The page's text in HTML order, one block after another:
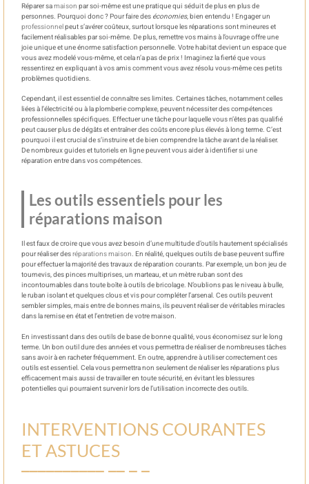
Réparer samaison par soi-même est une pratique qui séduit de plus en plus de
personnes. Pourquoi donc ? Pour faire des économies, bien entendu ! Engager un
professionnelpeut s’avérer coûteux, surtout lorsque les réparations sont mineures et
facilement réalisables par soi-même. De plus, remettre vos mains à l’ouvrage offre une
joie unique et une énorme satisfaction personnelle. Votre habitat devient un espace que
vous avez modelé vous-même, et cela n’a pas de prix ! Imaginez la fierté que vous
ressentirez en expliquant à vos amis comment vous avez résolu vous-même ces petits
problèmes quotidiens.
Cependant, il est essentiel de connaître ses limites. Certaines tâches, notamment celles
liées à l’électricité ou à la plomberie complexe, peuvent nécessiter des compétences
professionnelles spécifiques. Effectuer une tâche pour laquelle vous n’êtes pas qualifié
peut causer plus de dégâts et entraîner des coûts encore plus élevés à long terme. C’est
pourquoi il est crucial de s’instruire et de bien comprendre la tâche avant de la réaliser.
De nombreux guides et tutoriels en ligne peuvent vous aider à identifier si une
réparation entre dans vos compétences.
Les outils essentiels pour les
réparations maison
Il est faux de croire que vous avez besoin d’une multitude d’outils hautement spécialisés
pour réaliser desréparations maison. En réalité, quelques outils de base peuvent suffire
pour effectuer la majorité des travaux de réparation courants. Par exemple, un bon jeu de
tournevis, des pinces multiprises, un marteau, et un mètre ruban sont des
incontournables dans toute boîte à outils de bricolage. N’oublions pas le niveau à bulle,
le ruban isolant et quelques clous et vis pour compléter l’arsenal. Ces outils peuvent
sembler simples, mais entre de bonnes mains, ils peuvent réaliser de véritables miracles
dans la remise en état et l’entretien de votre maison.
En investissant dans des outils de base de bonne qualité, vous économisez sur le long
terme. Un bon outil dure des années et vous permettra de réaliser de nombreuses tâches
sans avoir à en racheter fréquemment. En outre, apprendre à utiliser correctement ces
outils est essentiel. Cela vous permettra non seulement de réaliser les réparations plus
efficacement mais aussi de travailler en toute sécurité, en évitant les blessures
potentielles qui pourraient survenir lors de l’utilisation incorrecte des outils.
INTERVENTIONS COURANTES
ET ASTUCES